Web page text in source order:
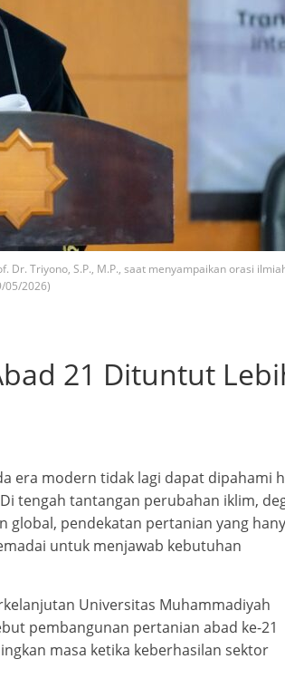
Triyono, S.P., M.P., saat menyampaikan orasi
05/2026)
21 Dituntut
era modern tidak lagi dapat dipahami
tengah tantangan perubahan iklim,
global, pendekatan pertanian yang
untuk menjawab kebutuhan
Universitas Muhammadiyah
pembangunan pertanian abad ke-21
masa ketika keberhasilan sektor